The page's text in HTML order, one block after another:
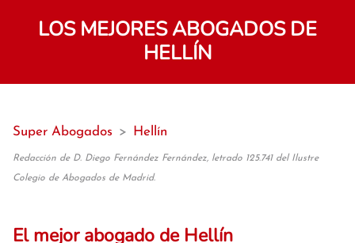
LOS MEJORES ABOGADOS DE
HELLÍN
Super Abogados > Hellín
Redacción de D. Diego Fernández Fernández, letrado 125.741 del Ilustre
Colegio de Abogados de Madrid.
El mejor abogado de Hellín